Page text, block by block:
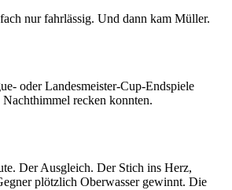
nur fahrlässig. Und dann kam Müller.
oder Landesmeister-Cup-Endspiele
recken konnten.
Der Ausgleich. Der Stich ins Herz,
plötzlich Oberwasser gewinnt. Die